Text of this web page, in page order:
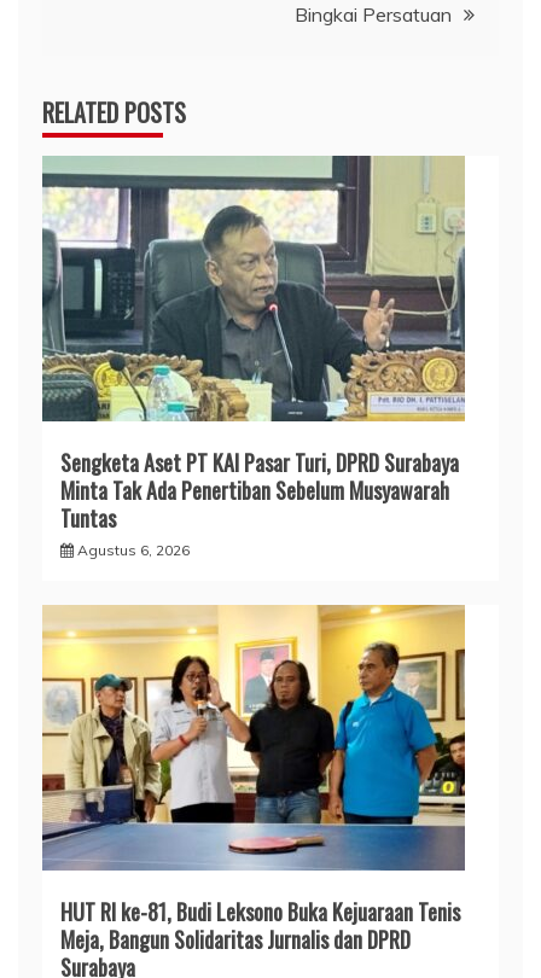
Bingkai Persatuan
RELATED POSTS
Sengketa Aset PT KAI Pasar Turi, DPRD Surabaya
Minta Tak Ada Penertiban Sebelum Musyawarah
Tuntas
Agustus 6, 2026
HUT RI ke-81, Budi Leksono Buka Kejuaraan Tenis
Meja, Bangun Solidaritas Jurnalis dan DPRD
Surabaya